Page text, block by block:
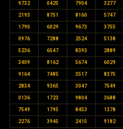
9732 0425 7904 3277
2193 8751 8160 5747
1790 6029 9673 3755
0976 7288 2524 5138
5236 6547 8393 2889
3409 8162 5674 6029
9164 7485 3517 8375
2834 9365 3047 7549
0136 1723 9804 3688
7549 1795 8453 1378
2276 3945 2415 9182